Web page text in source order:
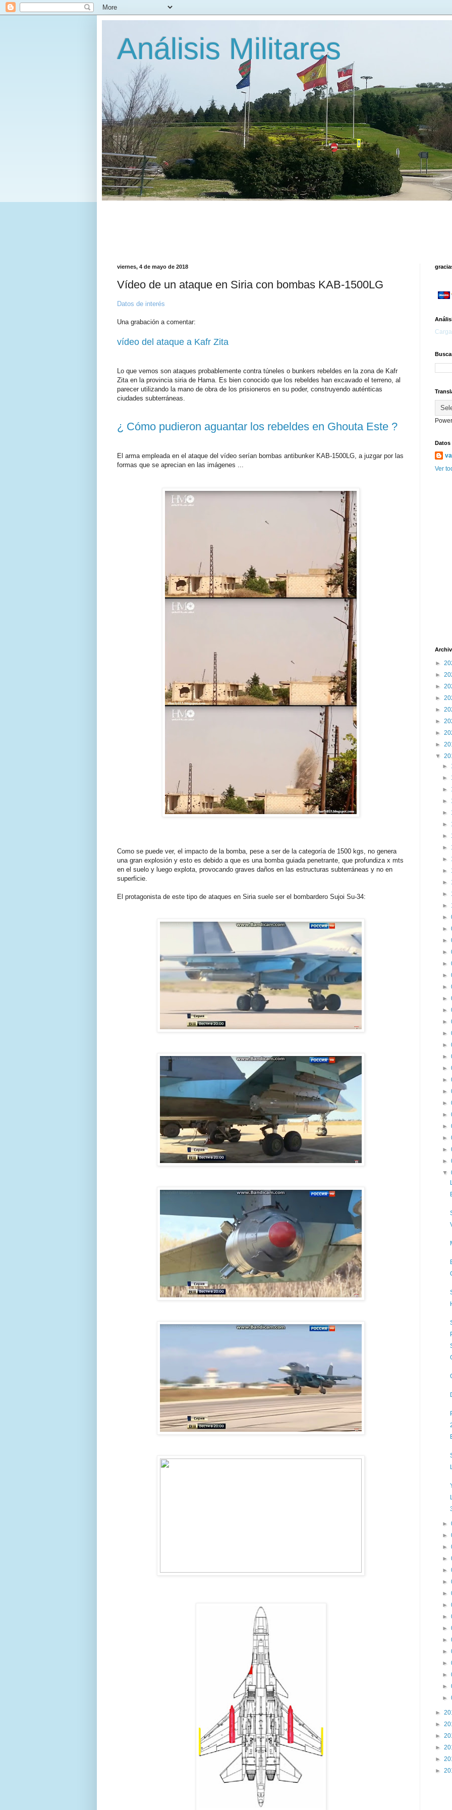
Análisis Militares
viernes, 4 de mayo de 2018
Vídeo de un ataque en Siria con bombas KAB-1500LG
Datos de interés
Una grabación a comentar:
vídeo del ataque a Kafr Zita
Lo que vemos son ataques probablemente contra túneles o bunkers rebeldes en la zona de Kafr
Zita en la provincia siria de Hama. Es bien conocido que los rebeldes han excavado el terreno, al
parecer utilizando la mano de obra de los prisioneros en su poder, construyendo auténticas
ciudades subterráneas.
¿ Cómo pudieron aguantar los rebeldes en Ghouta Este ?
El arma empleada en el ataque del vídeo serían bombas antibunker KAB-1500LG, a juzgar por las
formas que se aprecian en las imágenes ...
Como se puede ver, el impacto de la bomba, pese a ser de la categoría de 1500 kgs, no genera
una gran explosión y esto es debido a que es una bomba guiada penetrante, que profundiza x mts
en el suelo y luego explota, provocando graves daños en las estructuras subterráneas y no en
superficie.
El protagonista de este tipo de ataques en Siria suele ser el bombardero Sujoi Su-34:
Datos
Ver
►
►
►
►
►
►
►
►
▼
►
►
►
►
►
►
►
►
►
►
►
►
►
►
►
►
►
►
►
►
►
►
►
►
►
►
►
►
►
►
►
►
►
►
►
▼
►
►
►
►
►
►
►
►
►
►
►
►
►
►
►
►
►
►
►
►
►
►